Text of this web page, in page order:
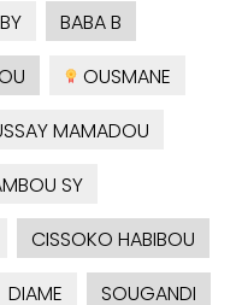
BABA B
OUSMANE
MAMADOU
SY
CISSOKO HABIBOU
DIAME
SOUGANDI